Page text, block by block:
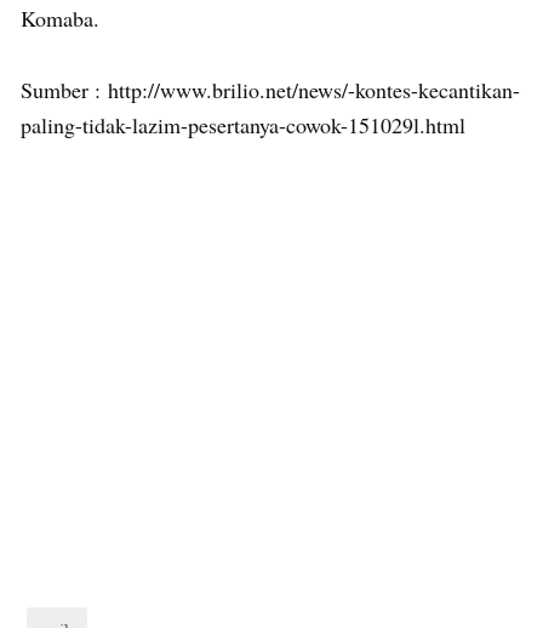
Komaba.
Sumber : http://www.brilio.net/news/-kontes-kecantikan-
paling-tidak-lazim-pesertanya-cowok-151029l.html